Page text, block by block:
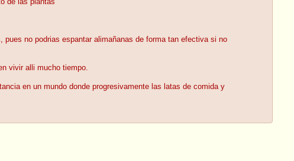
de las plantas
no podrias espantar alimañanas de forma tan efectiva si no
vivir alli mucho tiempo.
en un mundo donde progresivamente las latas de comida y